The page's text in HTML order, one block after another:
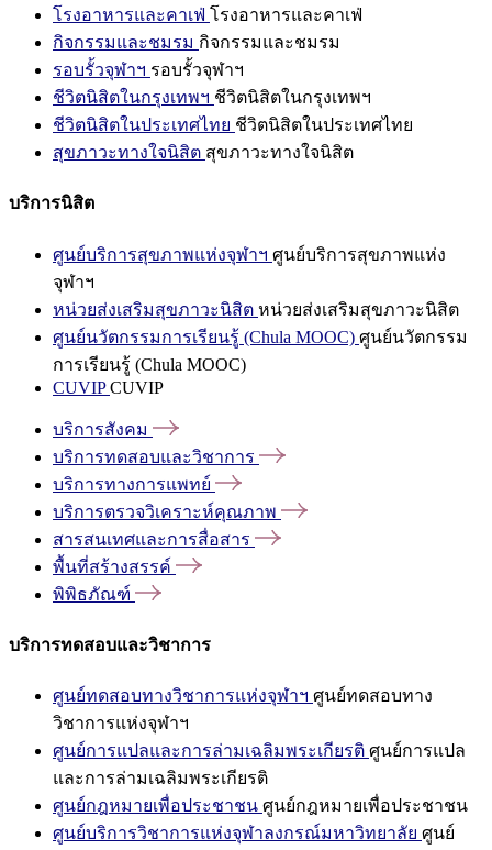
โรงอาหารและคาเฟ่ โรงอาหารและคาเฟ่
กิจกรรมและชมรม กิจกรรมและชมรม
รอบรั้วจุฬาฯ รอบรั้วจุฬาฯ
ชีวิตนิสิตในกรุงเทพฯ ชีวิตนิสิตในกรุงเทพฯ
ชีวิตนิสิตในประเทศไทย ชีวิตนิสิตในประเทศไทย
สุขภาวะทางใจนิสิต สุขภาวะทางใจนิสิต
บริการนิสิต
ศูนย์บริการสุขภาพแห่งจุฬาฯ ศูนย์บริการสุขภาพแห่ง
จุฬาฯ
หน่วยส่งเสริมสุขภาวะนิสิต หน่วยส่งเสริมสุขภาวะนิสิต
ศูนย์นวัตกรรมการเรียนรู้ (Chula MOOC) ศูนย์นวัตกรรม
การเรียนรู้ (Chula MOOC)
CUVIPCUVIP
บริการสังคม
บริการทดสอบและวิชาการ
บริการทางการแพทย์
บริการตรวจวิเคราะห์คุณภาพ
สารสนเทศและการสื่อสาร
พื้นที่สร้างสรรค์
พิพิธภัณฑ์
บริการทดสอบและวิชาการ
ศูนย์ทดสอบทางวิชาการแห่งจุฬาฯ ศูนย์ทดสอบทาง
วิชาการแห่งจุฬาฯ
ศูนย์การแปลและการล่ามเฉลิมพระเกียรติ ศูนย์การแปล
และการล่ามเฉลิมพระเกียรติ
ศูนย์กฎหมายเพื่อประชาชน ศูนย์กฎหมายเพื่อประชาชน
ศูนย์บริการวิชาการแห่งจุฬาลงกรณ์มหาวิทยาลัย ศูนย์